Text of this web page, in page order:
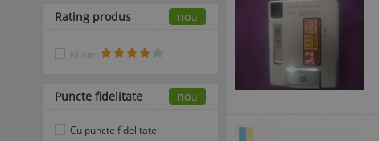
Rating produs nou
Minim
Puncte fidelitate nou
Cu puncte fidelitate